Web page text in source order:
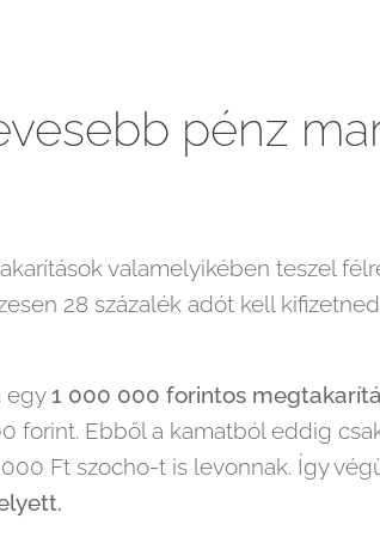
pénz
valamelyikében teszel
28 százalék adót kell
egy 1 000 000 forintos
forint. Ebből a kamatból eddig
Ft szocho-t is levonnak. Így